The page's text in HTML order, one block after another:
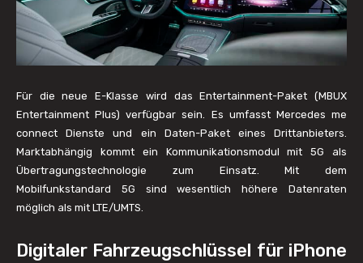
Für die neue E-Klasse wird das Entertainment-Paket (MBUX
Entertainment Plus) verfügbar sein. Es umfasst Mercedes me
connect Dienste und ein Daten-Paket eines Drittanbieters.
Marktabhängig kommt ein Kommunikationsmodul mit 5G als
Übertragungstechnologie zum Einsatz. Mit dem
Mobilfunkstandard 5G sind wesentlich höhere Datenraten
möglich als mit LTE/UMTS.
Digitaler Fahrzeugschlüssel für iPhone